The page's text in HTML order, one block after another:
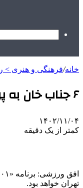
خانه/فرهنگی و هنری >
۶ جناب خان به پرسپولیس رسید
۱۴۰۲/۱۱/۰۴
کمتر از یک دقیقه
تهران خواهد بود.